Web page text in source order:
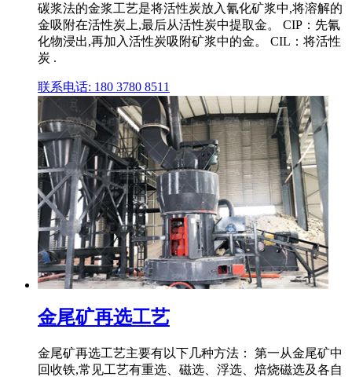
碳浆法的金浆工艺是将活性炭放入氰化矿浆中,将溶解的
金吸附在活性炭上,最后从活性炭中提取金。 CIP：先氰
化物浸出,再加入活性炭吸附矿浆中的金。 CIL：将活性
炭 .
联系电话: 180 3780 8511
金尾矿再选工艺
金尾矿再选工艺主要有以下几种方法： 第一从金尾矿中
回收铁,常见工艺有重选、磁选、浮选、焙烧磁选及各自